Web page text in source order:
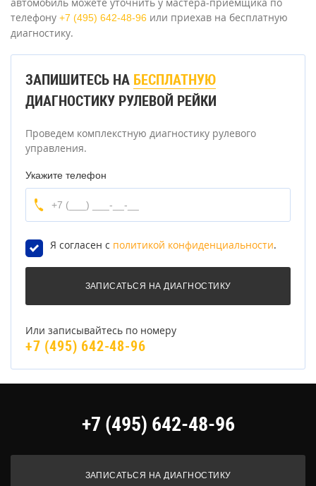
автомобиль можете уточнить у мастера-приемщика по
телефону +7 (495) 642-48-96 или приехав на бесплатную
диагностику.
ЗАПИШИТЕСЬ НА БЕСПЛАТНУЮ
ДИАГНОСТИКУ РУЛЕВОЙ РЕЙКИ
Проведем комплекстную диагностику рулевого
управления.
Укажите телефон
Я согласен с политикой конфиденциальности.
Или записывайтесь по номеру
+7 (495) 642-48-96
+7 (495) 642-48-96
ЗАПИСАТЬСЯ НА ДИАГНОСТИКУ